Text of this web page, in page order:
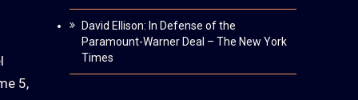
5,
David Ellison: In Defense of the
Paramount-Warner Deal – The New York
Times